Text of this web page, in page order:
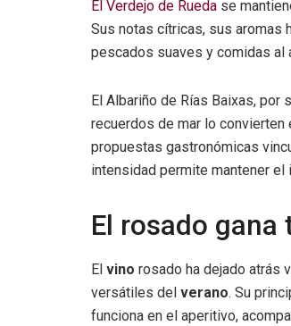
El Verdejo de Rueda se
Sus notas cítricas, sus aromas
pescados suaves y comidas al
El Albariño de Rías Baixas, por
recuerdos de mar lo convierten
propuestas gastronómicas
intensidad permite mantener el
El rosado
El vino rosado ha dejado atrás
versátiles del verano. Su
funciona en el aperitivo,